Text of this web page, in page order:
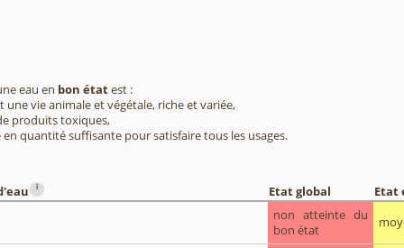
eau en bon étatest :
une vie animale et végétale, riche et variée,
produits toxiques,
quantité suffisante pour satisfaire tous les usages.
i Etat global
Etat
non atteinte du
bon état